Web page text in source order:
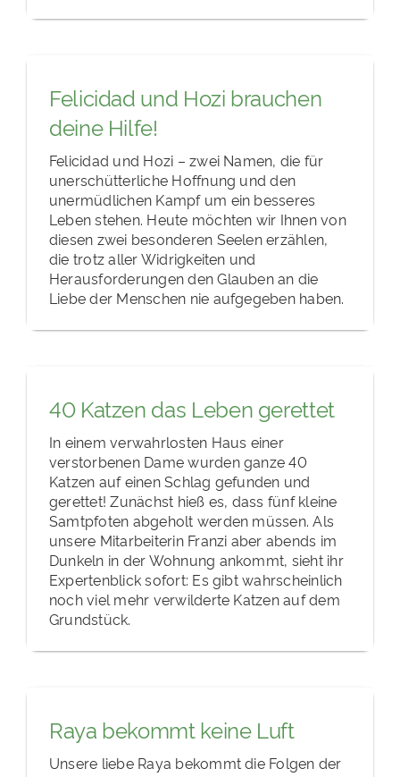
Felicidad und Hozi brauchen
deine Hilfe!
Felicidad und Hozi – zwei Namen, die für
unerschütterliche Hoffnung und den
unermüdlichen Kampf um ein besseres
Leben stehen. Heute möchten wir Ihnen von
diesen zwei besonderen Seelen erzählen,
die trotz aller Widrigkeiten und
Herausforderungen den Glauben an die
Liebe der Menschen nie aufgegeben haben.
40 Katzen das Leben gerettet
In einem verwahrlosten Haus einer
verstorbenen Dame wurden ganze 40
Katzen auf einen Schlag gefunden und
gerettet! Zunächst hieß es, dass fünf kleine
Samtpfoten abgeholt werden müssen. Als
unsere Mitarbeiterin Franzi aber abends im
Dunkeln in der Wohnung ankommt, sieht ihr
Expertenblick sofort: Es gibt wahrscheinlich
noch viel mehr verwilderte Katzen auf dem
Grundstück.
Raya bekommt keine Luft
Unsere liebe Raya bekommt die Folgen der